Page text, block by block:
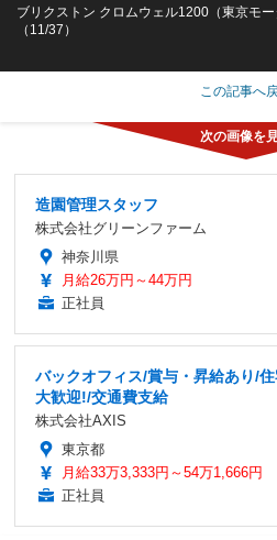
ブリクストン クロムウェル1200（東京モ
（11/37）
この記事へ
造園管理スタッフ
株式会社グリーンファーム
神奈川県
月給26万円～44万円
正社員
バックオフィス/賞与・昇給あり/
大歓迎!/交通費支給
株式会社AXIS
東京都
月給33万3,333円～54万1,666円
正社員